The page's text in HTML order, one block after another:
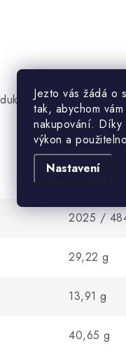
Jezto vás žádá o
tak, abychom
nakupování. Díky
výkon a
Nastavení
ekologického
2025 /
29,22 g
13,91 g
40,65 g